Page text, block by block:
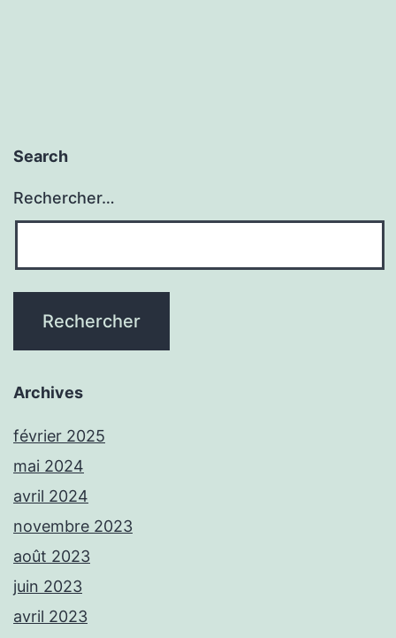
Search
Rechercher…
Archives
février 2025
mai 2024
avril 2024
novembre 2023
août 2023
juin 2023
avril 2023